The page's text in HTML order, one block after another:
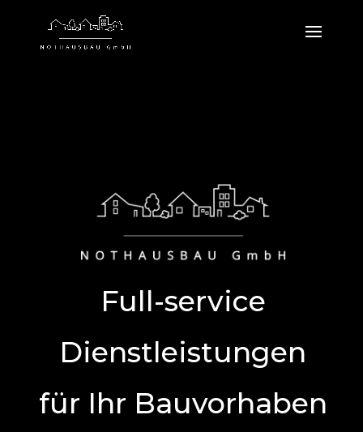
Full-service
Dienstleistungen
für Ihr Bauvorhaben